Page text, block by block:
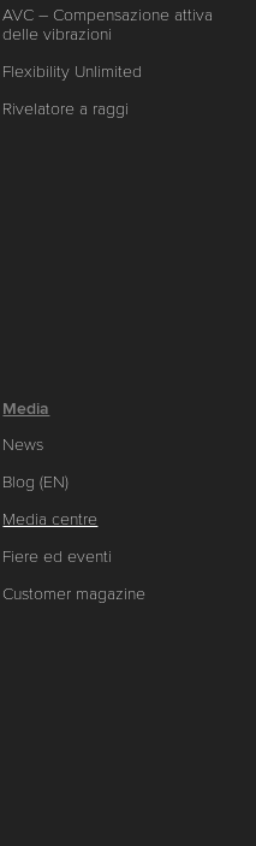
AVC – Compensazione attiva
delle vibrazioni
Flexibility Unlimited
Rivelatore a raggi
Media
News
Blog (EN)
Media centre
Fiere ed eventi
Customer magazine